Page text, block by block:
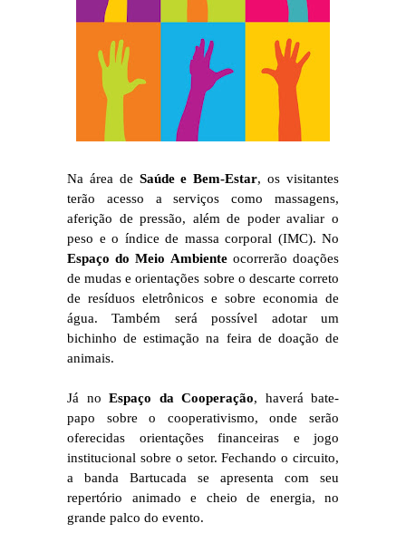
Na área de Saúde e Bem-Estar, os visitantes
terão acesso a serviços como massagens,
aferição de pressão, além de poder avaliar o
peso e o índice de massa corporal (IMC). No
Espaço do Meio Ambienteocorrerão doações
de mudas e orientações sobre o descarte correto
de resíduos eletrônicos e sobre economia de
água. Também será possível adotar um
bichinho de estimação na feira de doação de
animais.
Já no Espaço da Cooperação, haverá bate-
papo sobre o cooperativismo, onde serão
oferecidas orientações financeiras e jogo
institucional sobre o setor. Fechando o circuito,
a banda Bartucada se apresenta com seu
repertório animado e cheio de energia, no
grande palco do evento.